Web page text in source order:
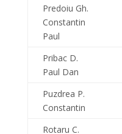
Predoiu Gh.
Constantin
Paul
Pribac D.
Paul Dan
Puzdrea P.
Constantin
Rotaru C.